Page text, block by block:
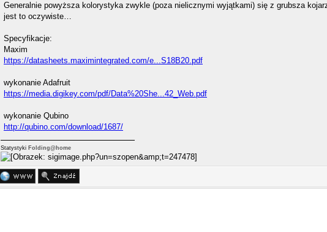
Generalnie powyższa kolorystyka zwykle (poza nielicznymi wyjątkami) się z grubsza
jest to oczywiste…
Specyfikacje:
Maxim
https://datasheets.maximintegrated.com/e...S18B20.pdf
wykonanie Adafruit
https://media.digikey.com/pdf/Data%20She...42_Web.pdf
wykonanie Qubino
http://qubino.com/download/1687/
Statystyki Folding@home